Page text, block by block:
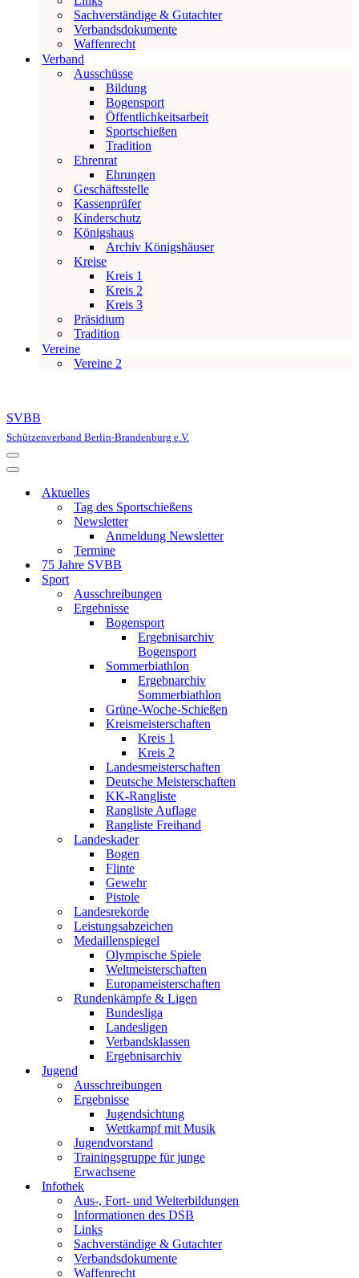
Sachverständige & Gutachter
Verbandsdokumente
Waffenrecht
Verband
Ausschüsse
Bildung
Bogensport
Öffentlichkeitsarbeit
Sportschießen
Tradition
Ehrenrat
Ehrungen
Geschäftsstelle
Kassenprüfer
Kinderschutz
Königshaus
Archiv Königshäuser
Kreise
Kreis 1
Kreis 2
Kreis 3
Präsidium
Tradition
Vereine
Vereine 2
SVBB
Schützenverband Berlin-Brandenburg e.V.
Navigationsmenü
Navigationsmenü
Aktuelles
Tag des Sportschießens
Newsletter
Anmeldung Newsletter
Termine
75 Jahre SVBB
Sport
Ausschreibungen
Ergebnisse
Bogensport
Ergebnisarchiv
Bogensport
Sommerbiathlon
Ergebnarchiv
Sommerbiathlon
Grüne-Woche-Schießen
Kreismeisterschaften
Kreis 1
Kreis 2
Landesmeisterschaften
Deutsche Meisterschaften
KK-Rangliste
Rangliste Auflage
Rangliste Freihand
Landeskader
Bogen
Flinte
Gewehr
Pistole
Landesrekorde
Leistungsabzeichen
Medaillenspiegel
Olympische Spiele
Weltmeisterschaften
Europameisterschaften
Rundenkämpfe & Ligen
Bundesliga
Landesligen
Verbandsklassen
Ergebnisarchiv
Jugend
Ausschreibungen
Ergebnisse
Jugendsichtung
Wettkampf mit Musik
Jugendvorstand
Trainingsgruppe für junge
Erwachsene
Infothek
Aus-, Fort- und Weiterbildungen
Informationen des DSB
Links
Sachverständige & Gutachter
Verbandsdokumente
Waffenrecht